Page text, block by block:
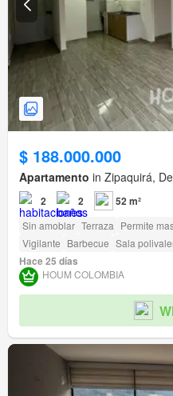
$ 188.000.000
Apartamento in Zipaquirá,
2 2 52 m²
Sin amoblar Terraza Permite
Vigilante Barbecue Sala
Hace 25 días
HOUM COLOMBIA